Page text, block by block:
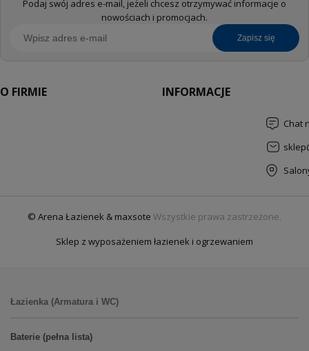
Podaj swój adres e-mail, jeżeli chcesz otrzymywać informacje o
nowościach i promocjach.
zapisz się
O FIRMIE INFORMACJE
Chat
© Arena Łazienek & maxsote Wszystkie prawa zastrzeżone.
Sklep z wyposażeniem łazienek i ogrzewaniem
Łazienka (Armatura i WC)
Baterie (pełna lista)